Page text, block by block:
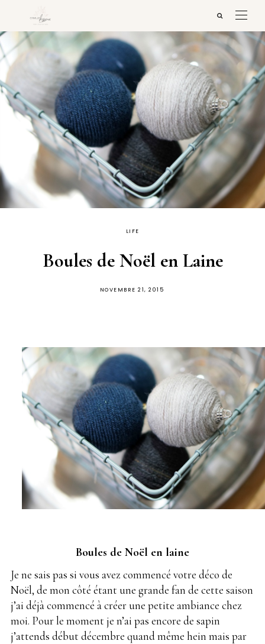
LIFE
Boules de Noël en Laine
PUBLIÉ
NOVEMBRE 21, 2015
Boules de Noël en laine
Je ne sais pas si vous avez commencé votre déco de
Noël, de mon côté étant une grande fan de cette saison
j’ai déjà commencé à créer une petite ambiance chez
moi. Pour le moment je n’ai pas encore de sapin
j’attends début décembre quand même hein mais par